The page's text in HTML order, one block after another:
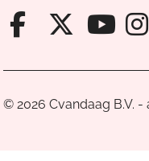
Facebook
X
© 2026 Cvandaag B.V.